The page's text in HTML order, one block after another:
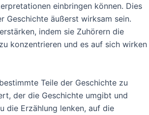
einbringen können. Dies
Geschichte äußerst wirksam sein.
indem sie Zuhörern die
konzentrieren und es auf sich wirken
Teile der Geschichte zu
der die Geschichte umgibt und
die Erzählung lenken, auf die